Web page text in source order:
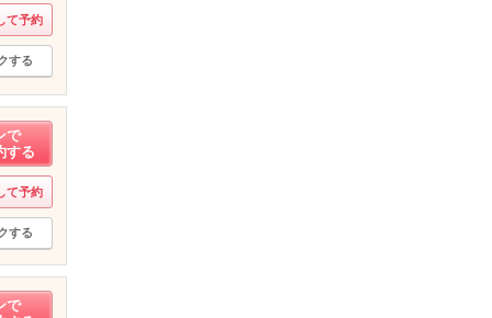
て予約
する
で
する
て予約
する
で